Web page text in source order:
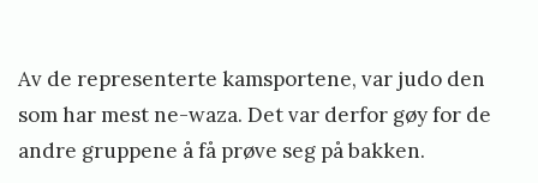
Av de representerte kamsportene, var judo den
som har mest ne-waza. Det var derfor gøy for de
andre gruppene å få prøve seg på bakken.